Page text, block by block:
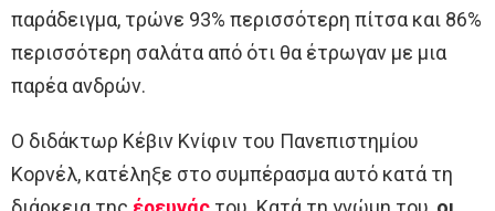
παράδειγμα, τρώνε 93% περισσότερη πίτσα και 86%
περισσότερη σαλάτα από ότι θα έτρωγαν με μια
παρέα ανδρών.
Ο διδάκτωρ Κέβιν Κνίφιν του Πανεπιστημίου
Κορνέλ, κατέληξε στο συμπέρασμα αυτό κατά τη